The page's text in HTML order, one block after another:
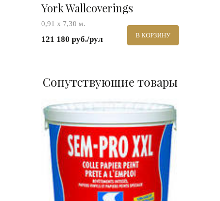
York Wallcoverings
0,91 х 7,30 м.
121 180 руб./рул В КОРЗИНУ
Сопутствующие товары